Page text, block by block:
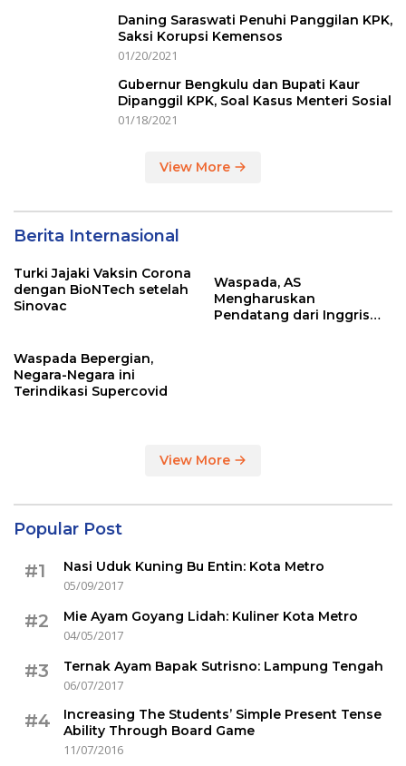
Daning Saraswati Penuhi Panggilan KPK,
Saksi Korupsi Kemensos
01/20/2021
Gubernur Bengkulu dan Bupati Kaur
Dipanggil KPK, Soal Kasus Menteri Sosial
01/18/2021
View More
Berita Internasional
Turki Jajaki Vaksin Corona
dengan BioNTech setelah
Sinovac
Waspada, AS
Mengharuskan
Pendatang dari Inggris
Waspada Bepergian,
Negara-Negara ini
Terindikasi Supercovid
View More
Popular Post
#1
Nasi Uduk Kuning Bu Entin: Kota Metro
05/09/2017
#2
Mie Ayam Goyang Lidah: Kuliner Kota Metro
04/05/2017
#3
Ternak Ayam Bapak Sutrisno: Lampung Tengah
06/07/2017
#4
Increasing The Students’ Simple Present Tense
Ability Through Board Game
11/07/2016